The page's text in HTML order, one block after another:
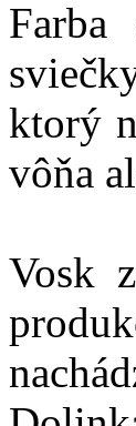
ktorý
vôňa
Vosk